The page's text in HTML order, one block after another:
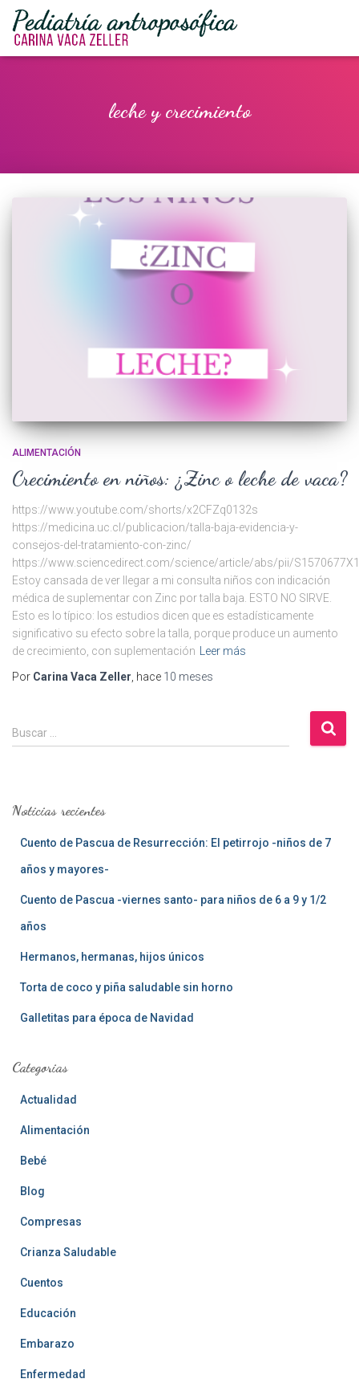
leche y crecimiento
ALIMENTACIÓN
Crecimiento en niños: ¿Zinc o leche de vaca?
https://www.youtube.com/shorts/x2CFZq0132s
https://medicina.uc.cl/publicacion/talla-baja-evidencia-y-
consejos-del-tratamiento-con-zinc/
https://www.sciencedirect.com/science/article/abs/pii/
Estoy cansada de ver llegar a mi consulta niños con indicación
médica de suplementar con Zinc por talla baja. ESTO NO SIRVE.
Esto es lo típico: los estudios dicen que es estadísticamente
significativo su efecto sobre la talla, porque produce un aumento
de crecimiento, con suplementación
Leer más
Por Carina Vaca Zeller , hace 10 meses
B
u
r
Buscar …
Noticias recientes
Cuento de Pascua de Resurrección: El petirrojo -niños de 7
años y mayores-
Cuento de Pascua -viernes santo- para niños de 6 a 9 y 1/2
años
Hermanos, hermanas, hijos únicos
Torta de coco y piña saludable sin horno
Galletitas para época de Navidad
Categorias
Actualidad
Alimentación
Bebé
Blog
Compresas
Crianza Saludable
Cuentos
Educación
Embarazo
Enfermedad